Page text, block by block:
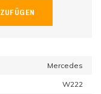
Mercedes
W222